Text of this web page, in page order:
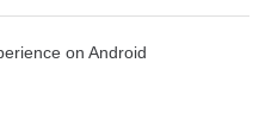
on Android